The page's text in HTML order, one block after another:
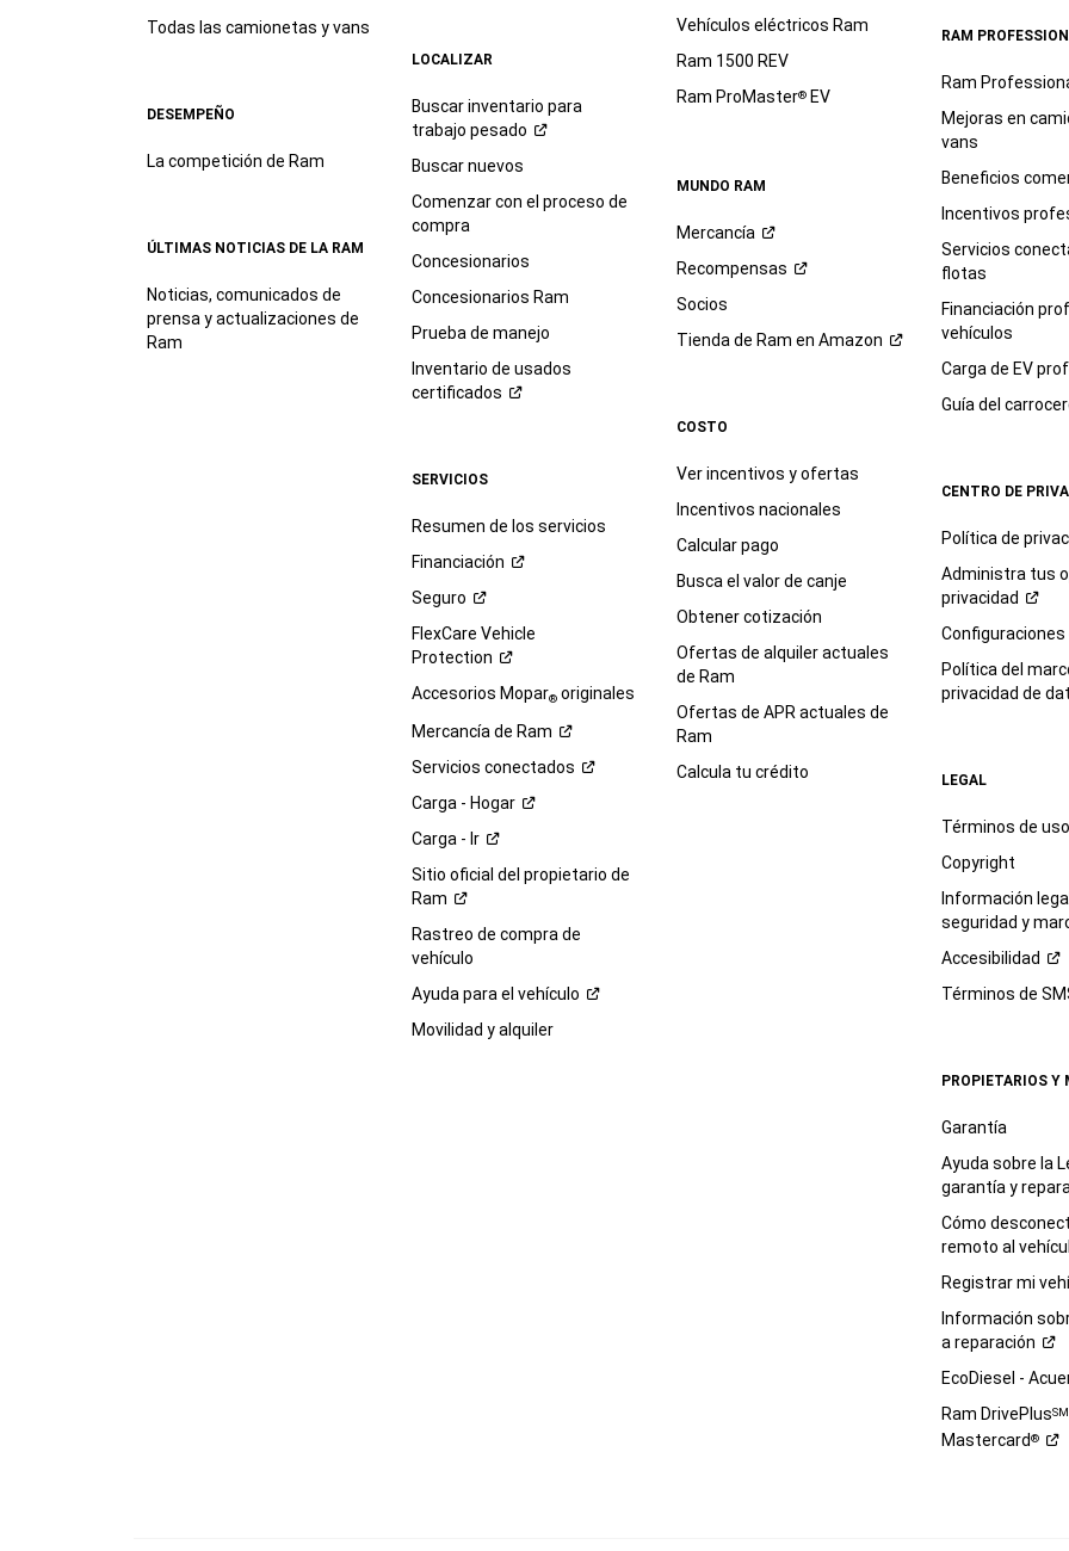
Todas las camionetas y vans
DESEMPEÑO
La competición de Ram
ÚLTIMAS NOTICIAS DE LA RAM
Noticias, comunicados de
prensa y actualizaciones de
Ram
LOCALIZAR
Buscar inventario para
trabajo pesado
Buscar nuevos
Comenzar con el proceso de
compra
Concesionarios
Concesionarios Ram
Prueba de manejo
Inventario de usados
certificados
SERVICIOS
Resumen de los servicios
Financiación
Seguro
FlexCare Vehicle
Protection
Accesorios Mopar®originales
Mercancía de Ram
Servicios conectados
Carga - Hogar
Carga - Ir
Sitio oficial del propietario de
Ram
Rastreo de compra de
vehículo
Ayuda para el vehículo
Movilidad y alquiler
Vehículos eléctricos Ram
Ram 1500 REV
Ram ProMaster®EV
MUNDO RAM
Mercancía
Recompensas
Socios
Tienda de Ram en Amazon
COSTO
Ver incentivos y ofertas
Incentivos nacionales
Calcular pago
Busca el valor de canje
Obtener cotización
Ofertas de alquiler actuales
de Ram
Ofertas de APR actuales de
Ram
Calcula tu crédito
RAM
Ram
Mejoras en
vans
Beneficios
Incentivos
Servicios
flotas
Financiación
vehículos
Carga de EV
Guía del
CENTRO DE
Política de
Administra tus
privacidad
Configuraciones
Política del
privacidad de
LEGAL
Términos de uso
Copyright
Información
seguridad y
Accesibilidad
Términos de
PROPIETARIOS Y
Garantía
Ayuda sobre la
garantía y
Cómo
remoto al
Registrar mi
Información
areparación
EcoDiesel -
Ram DrivePlusSM
Mastercard®